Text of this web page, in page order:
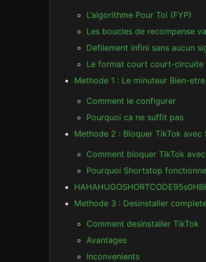
L’algorithme Pour Toi (FYP)
Les boucles de recompense
Defilement infini sans aucun
Le format court court-circuite
Methode 1 : Le minuteur Bien-
Comment le configurer
Pourquoi ca ne suffit pas
Methode 2 : Bloquer TikTok
Comment bloquer TikTok
Pourquoi Shortstop fonctionne
Methode 3 : Desinstaller
Comment desinstaller TikTok
Avantages
Inconvenients